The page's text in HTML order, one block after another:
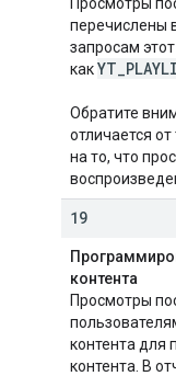
перечислены
запросам
какYT
Обратите
отличается
на то, что
19
контента
Просмотры
контента для
контента. В